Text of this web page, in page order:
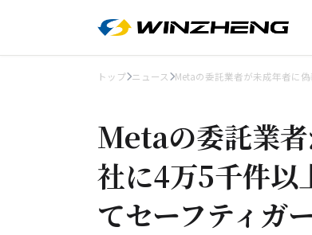
トップ ニュース Metaの委託業者が未成年者に
Metaの委託業
社に4万5千件以
てセーフティガ